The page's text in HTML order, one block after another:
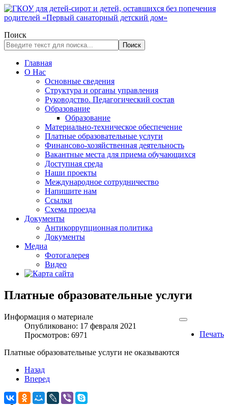
Поиск
Поиск
Главная
О Нас
Основные сведения
Структура и органы управления
Руководство. Педагогический состав
Образование
Образование
Материально-техническое обеспечение
Платные образовательные услуги
Финансово-хозяйственная деятельность
Вакантные места для приема обучающихся
Доступная среда
Наши проекты
Международное сотрудничество
Напишите нам
Ссылки
Схема проезда
Документы
Антикоррупционная политика
Документы
Медиа
Фотогалерея
Видео
Платные образовательные услуги
Печать
Информация о материале
Опубликовано: 17 февраля 2021
Просмотров: 6971
Платные образовательные услуги не оказываются
Назад
Вперед